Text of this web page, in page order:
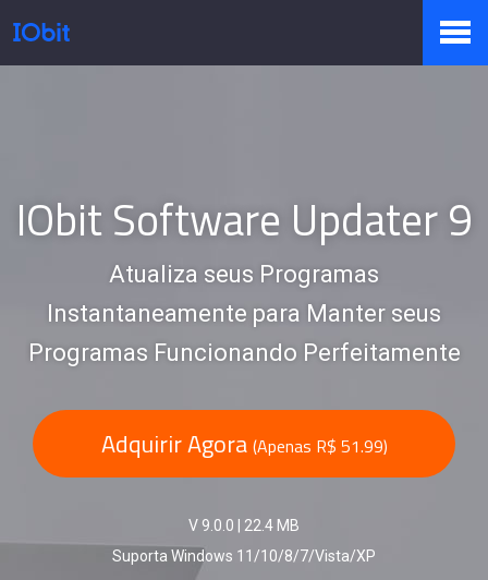
Loja
Sala de Imprensa
Parceiro
IObit Software Updater 9
Atualiza seus Programas
Instantaneamente para Manter seus
Programas Funcionando Perfeitamente
Adquirir Agora (Apenas R$ 51.99)
V 9.0.0
22.4 MB
Suporta Windows 11/10/8/7/Vista/XP